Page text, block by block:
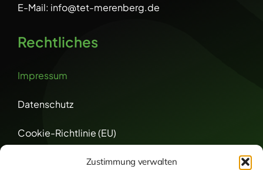
Zustimmung verwalten
E-Mail: info@tet-merenberg.de
Rechtliches
Impressum
Datenschutz
Cookie-Richtlinie (EU)